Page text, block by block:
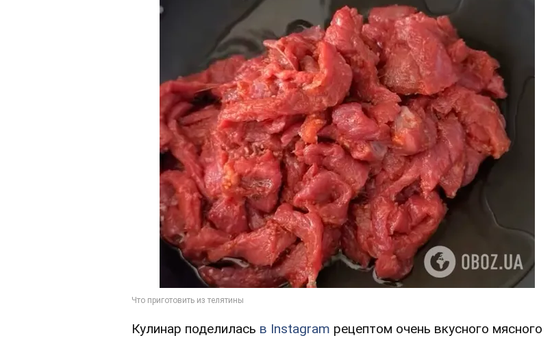
Кулинар поделилась в Instagram рецептом очень вкусного мясного